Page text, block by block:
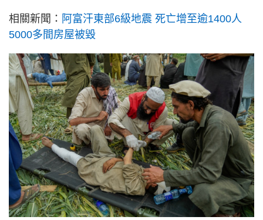
相關新聞： 阿富汗東部6級地震 死亡增至逾1400人
5000多間房屋被毀